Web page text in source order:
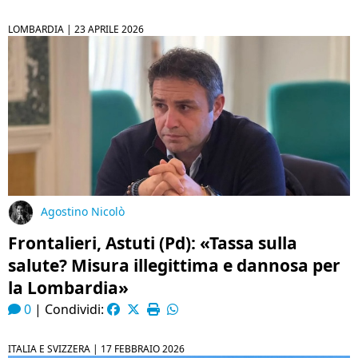
LOMBARDIA | 23 APRILE 2026
Agostino Nicolò
Frontalieri, Astuti (Pd): «Tassa sulla
salute? Misura illegittima e dannosa per
la Lombardia»
0 | Condividi:
ITALIA E SVIZZERA | 17 FEBBRAIO 2026